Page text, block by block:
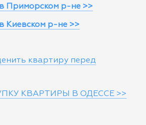
Приморском р-не >>
Киевском р-не >>
квартиру перед
КВАРТИРЫ В ОДЕССЕ >>